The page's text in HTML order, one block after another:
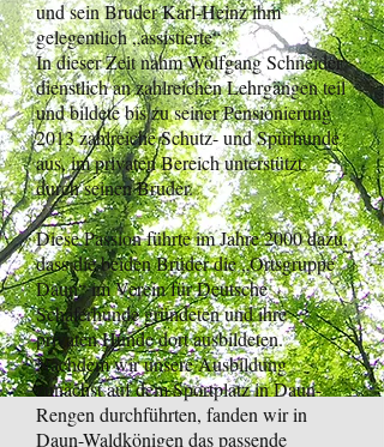
und sein Bruder Karl-Heinz ihm
gelegentlich „assistierte“.
In dieser Zeit nahm Wolfgang Schneider
dienstlich an zahlreichen Lehrgängen teil
und bildete bis zu seiner Pensionierung
2013 zahlreiche Schutz- und Spürhunde
aus, im privaten Bereich unterstützt
durch seinen Bruder.
Diese Passion führte im Jahre 2000 dazu,
dass die beiden Brüder die „Ortsgruppe
Daun“ im Verein für Deutsche
Schäferhunde gründeten und ihre
privaten Hunde dort ausbildeten.
Nachdem wir unsere Ausbildung
zunächst auf dem Sportplatz in Daun-
Rengen durchführten, fanden wir in
Daun-Waldkönigen das passende